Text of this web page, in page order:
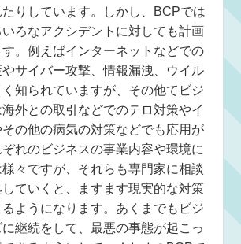
りしています。しかし、BCPでは
ろなアクシデントに対しても計画
。例えばインターネットなどでの
サイバー攻撃、情報漏洩、ウイル
知られていますが、その他てビジ
外との取引などでのテロ対策やイ
の他の病気の対策などでも応用が
れのビジネスの事業内容や環境に
々ですが、それらも専門家に相談
ていくと、ますます現実的な対策
ようになります。あくまでもビジ
継続をして、最悪の事態が起こっ